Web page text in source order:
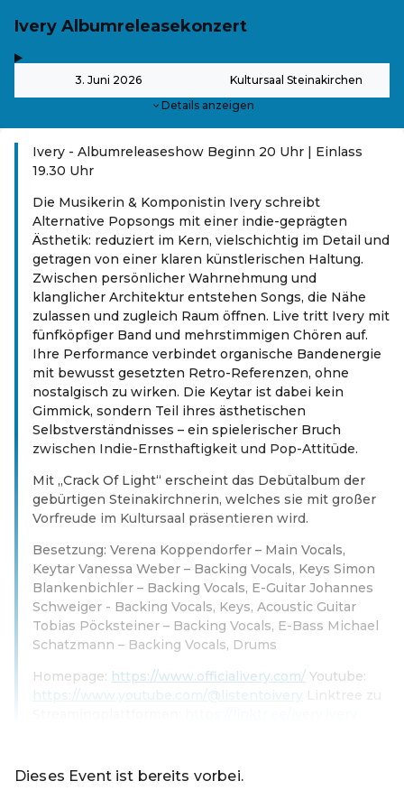
Ivery Albumreleasekonzert
3. Juni 2026 Kultursaal Steinakirchen
Details anzeigen
Ivery - Albumreleaseshow Beginn 20 Uhr | Einlass
19.30 Uhr
Die Musikerin & Komponistin Ivery schreibt
Alternative Popsongs mit einer indie-geprägten
Ästhetik: reduziert im Kern, vielschichtig im Detail und
getragen von einer klaren künstlerischen Haltung.
Zwischen persönlicher Wahrnehmung und
klanglicher Architektur entstehen Songs, die Nähe
zulassen und zugleich Raum öffnen. Live tritt Ivery mit
fünfköpfiger Band und mehrstimmigen Chören auf.
Ihre Performance verbindet organische Bandenergie
mit bewusst gesetzten Retro-Referenzen, ohne
nostalgisch zu wirken. Die Keytar ist dabei kein
Gimmick, sondern Teil ihres ästhetischen
Selbstverständnisses – ein spielerischer Bruch
zwischen Indie-Ernsthaftigkeit und Pop-Attitüde.
Mit „Crack Of Light“ erscheint das Debütalbum der
gebürtigen Steinakirchnerin, welches sie mit großer
Vorfreude im Kultursaal präsentieren wird.
Besetzung: Verena Koppendorfer – Main Vocals,
Keytar Vanessa Weber – Backing Vocals, Keys Simon
Blankenbichler – Backing Vocals, E-Guitar Johannes
Schweiger - Backing Vocals, Keys, Acoustic Guitar
Tobias Pöcksteiner – Backing Vocals, E-Bass Michael
Schatzmann – Backing Vocals, Drums
Homepage: https://www.officialivery.com/ Youtube:
https://www.youtube.com/@listentoivery Linktree zu
Dieses Event ist bereits vorbei.